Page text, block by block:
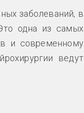
заболеваний, в
одна из самых
и современному
ведут